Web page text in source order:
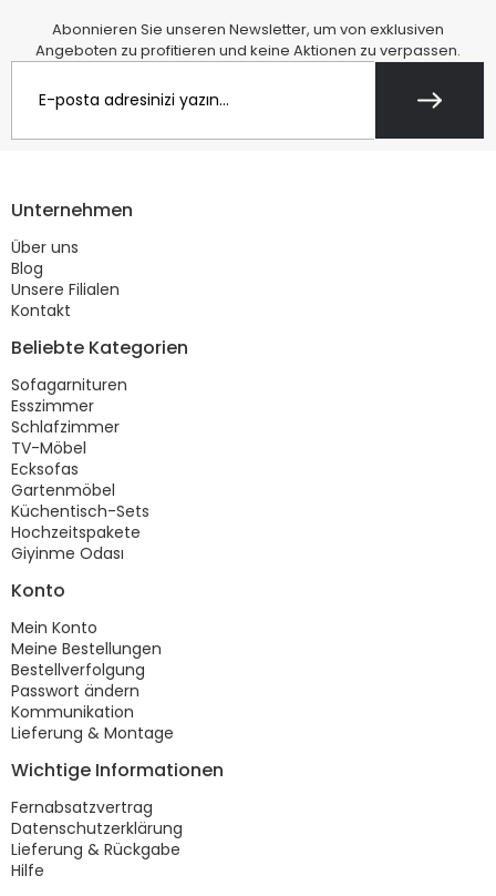
Abonnieren Sie unseren Newsletter, um von exklusiven
Angeboten zu profitieren und keine Aktionen zu verpassen.
Unternehmen
Über uns
Blog
Unsere Filialen
Kontakt
Beliebte Kategorien
Sofagarnituren
Esszimmer
Schlafzimmer
TV-Möbel
Ecksofas
Gartenmöbel
Küchentisch-Sets
Hochzeitspakete
Giyinme Odası
Konto
Mein Konto
Meine Bestellungen
Bestellverfolgung
Passwort ändern
Kommunikation
Lieferung & Montage
Wichtige Informationen
Fernabsatzvertrag
Datenschutzerklärung
Lieferung & Rückgabe
Hilfe